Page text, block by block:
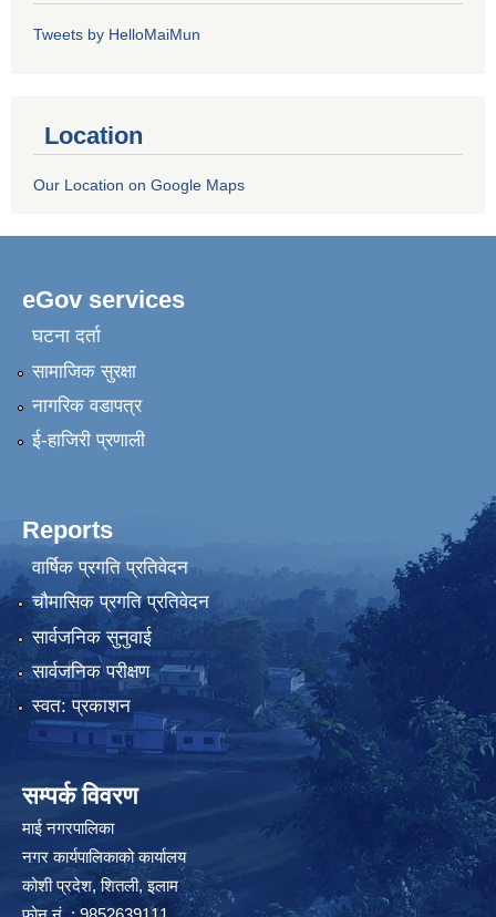
Tweets by HelloMaiMun
Location
Our Location on Google Maps
eGov services
घटना दर्ता
सामाजिक सुरक्षा
नागरिक वडापत्र
ई-हाजिरी प्रणाली
Reports
वार्षिक प्रगति प्रतिवेदन
चौमासिक प्रगति प्रतिवेदन
सार्वजनिक सुनुवाई
सार्वजनिक परीक्षण
स्वत: प्रकाशन
सम्पर्क विवरण
माई नगरपालिका
नगर कार्यपालिकाको कार्यालय
कोशी प्रदेश, शितली, इलाम